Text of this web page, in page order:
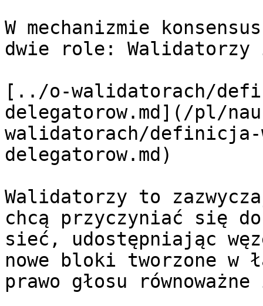
W mechanizmie
dwie role: Walidatorzy
[../o-walidatorach/
delegatorow.md](/pl/
walidatorach/
delegatorow.md)
Walidatorzy to
chcą przyczyniać się
sieć, udostępniając
nowe bloki tworzone w
prawo głosu